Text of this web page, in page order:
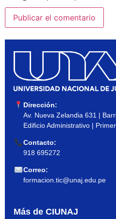
Dirección:
Av. Nueva Zelandia 631 |
Edificio Administrativo |
Contacto:
918 695272
Correo:
formacion.tic@unaj.edu.pe
Más de CIUNAJ